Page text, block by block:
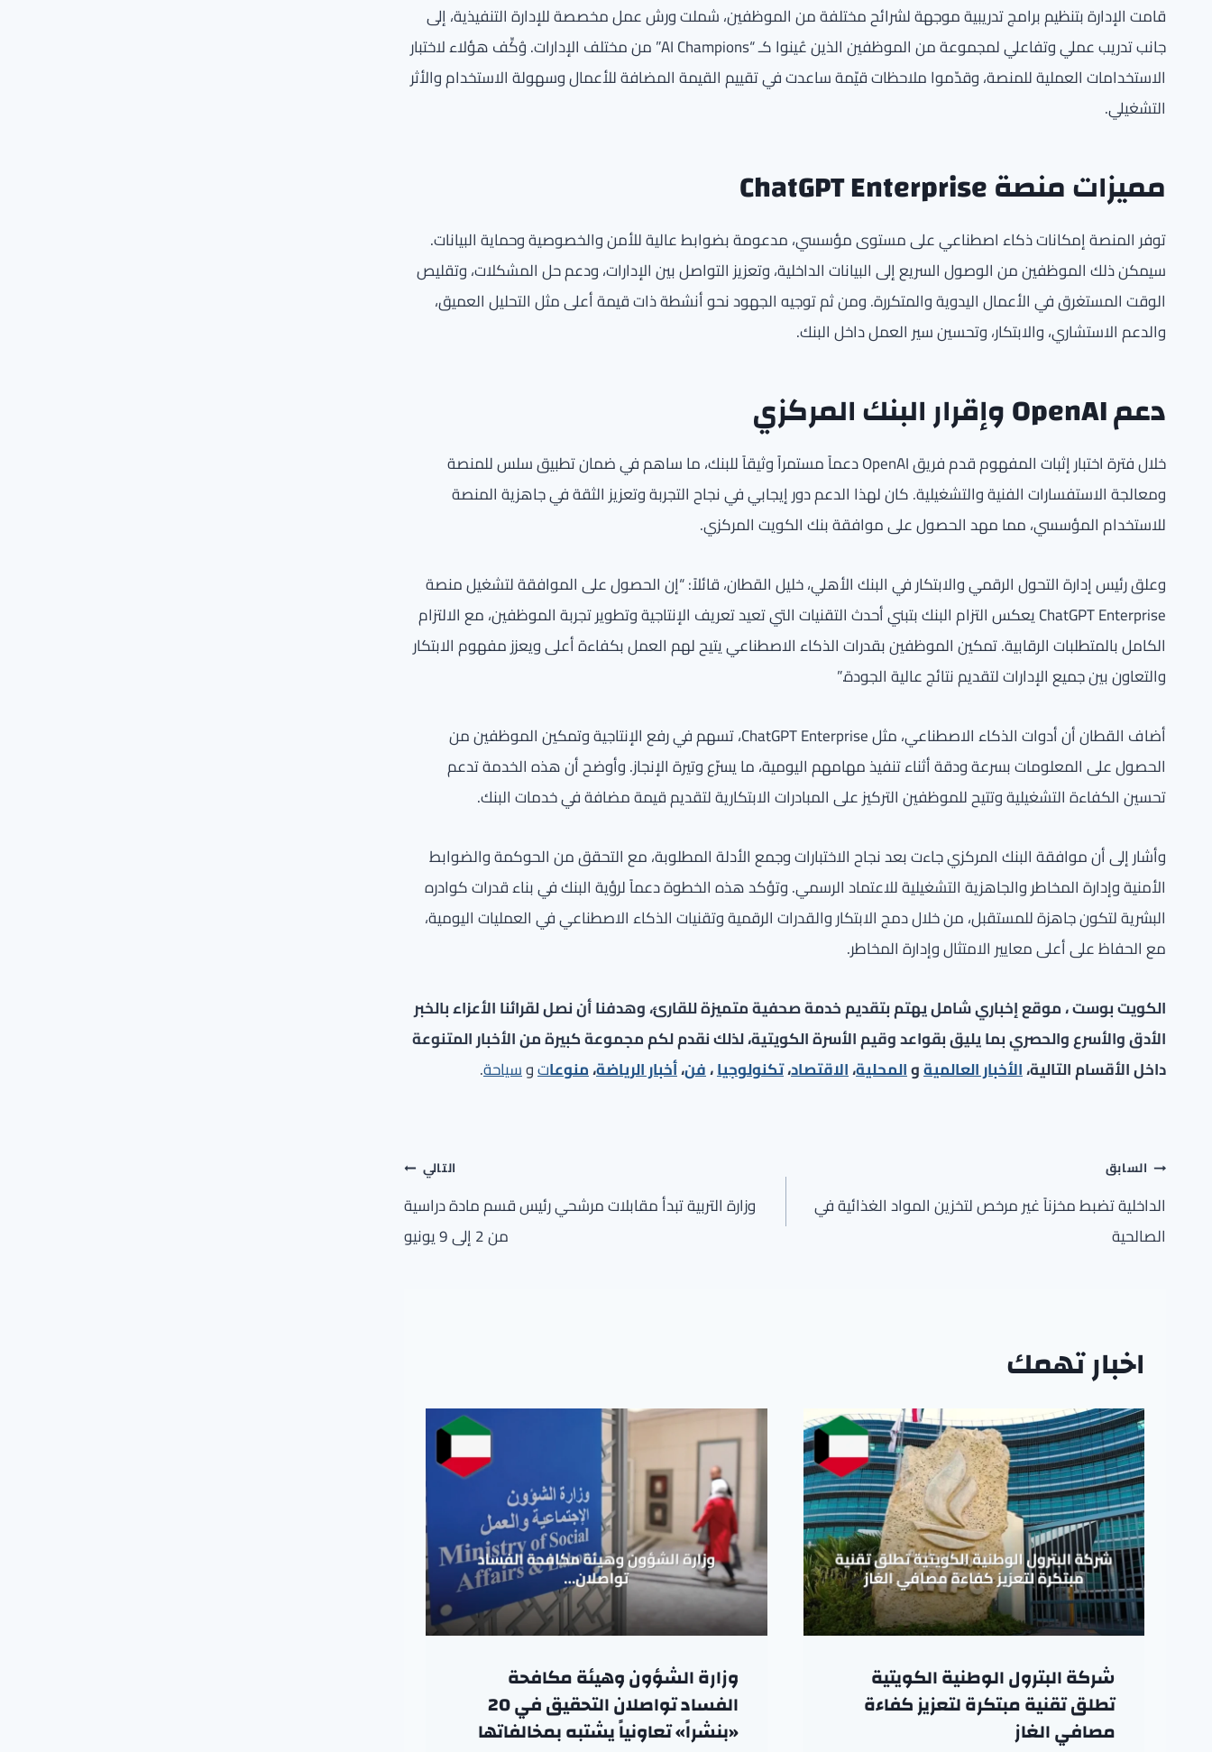
قامت الإدارة بتنظيم برامج تدريبية موجهة لشرائح مختلفة من الموظفين، شملت ورش عمل مخصصة للإدارة التنفيذية، إلى
جانب تدريب عملي وتفاعلي لمجموعة من الموظفين الذين عُينوا كـ “AI Champions” من مختلف الإدارات. وُكِّف هؤلاء لاختبار
الاستخدامات العملية للمنصة، وقدّموا ملاحظات قيّمة ساعدت في تقييم القيمة المضافة للأعمال وسهولة الاستخدام والأثر
التشغيلي.
مميزات منصة ChatGPT Enterprise
توفر المنصة إمكانات ذكاء اصطناعي على مستوى مؤسسي، مدعومة بضوابط عالية للأمن والخصوصية وحماية البيانات.
سيمكن ذلك الموظفين من الوصول السريع إلى البيانات الداخلية، وتعزيز التواصل بين الإدارات، ودعم حل المشكلات، وتقليص
الوقت المستغرق في الأعمال اليدوية والمتكررة. ومن ثم توجيه الجهود نحو أنشطة ذات قيمة أعلى مثل التحليل العميق،
والدعم الاستشاري، والابتكار، وتحسين سير العمل داخل البنك.
دعم OpenAI وإقرار البنك المركزي
خلال فترة اختبار إثبات المفهوم قدم فريق OpenAI دعماً مستمراً وثيقاً للبنك، ما ساهم في ضمان تطبيق سلس للمنصة
ومعالجة الاستفسارات الفنية والتشغيلية. كان لهذا الدعم دور إيجابي في نجاح التجربة وتعزيز الثقة في جاهزية المنصة
للاستخدام المؤسسي، مما مهد الحصول على موافقة بنك الكويت المركزي.
وعلق رئيس إدارة التحول الرقمي والابتكار في البنك الأهلي، خليل القطان، قائلاً: “إن الحصول على الموافقة لتشغيل منصة
ChatGPT Enterprise يعكس التزام البنك بتبني أحدث التقنيات التي تعيد تعريف الإنتاجية وتطوير تجربة الموظفين، مع الالتزام
الكامل بالمتطلبات الرقابية. تمكين الموظفين بقدرات الذكاء الاصطناعي يتيح لهم العمل بكفاءة أعلى ويعزز مفهوم الابتكار
والتعاون بين جميع الإدارات لتقديم نتائج عالية الجودة.”
أضاف القطان أن أدوات الذكاء الاصطناعي، مثل ChatGPT Enterprise، تسهم في رفع الإنتاجية وتمكين الموظفين من
الحصول على المعلومات بسرعة ودقة أثناء تنفيذ مهامهم اليومية، ما يسرّع وتيرة الإنجاز. وأوضح أن هذه الخدمة تدعم
تحسين الكفاءة التشغيلية وتتيح للموظفين التركيز على المبادرات الابتكارية لتقديم قيمة مضافة في خدمات البنك.
وأشار إلى أن موافقة البنك المركزي جاءت بعد نجاح الاختبارات وجمع الأدلة المطلوبة، مع التحقق من الحوكمة والضوابط
الأمنية وإدارة المخاطر والجاهزية التشغيلية للاعتماد الرسمي. وتؤكد هذه الخطوة دعماً لرؤية البنك في بناء قدرات كوادره
البشرية لتكون جاهزة للمستقبل، من خلال دمج الابتكار والقدرات الرقمية وتقنيات الذكاء الاصطناعي في العمليات اليومية،
مع الحفاظ على أعلى معايير الامتثال وإدارة المخاطر.
الكويت بوست ، موقع إخباري شامل يهتم بتقديم خدمة صحفية متميزة للقارئ، وهدفنا أن نصل لقرائنا الأعزاء بالخبر
الأدق والأسرع والحصري بما يليق بقواعد وقيم الأسرة الكويتية، لذلك نقدم لكم مجموعة كبيرة من الأخبار المتنوعة
داخل الأقسام التالية،الأخبار العالميةوالمحلية،الاقتصاد،تكنولوجيا،فن،أخبار الرياضة،منوعاتوسياحة.
تصفّح
المقالات
السابق
الداخلية تضبط مخزناً غير مرخص لتخزين المواد الغذائية في
الصالحية
التالي
وزارة التربية تبدأ مقابلات مرشحي رئيس قسم مادة دراسية
من 2 إلى 9 يونيو
اخبار تهمك
شركة البترول الوطنية الكويتية
تطلق تقنية مبتكرة لتعزيز كفاءة
مصافي الغاز
وزارة الشؤون وهيئة مكافحة
الفساد تواصلان التحقيق في 20
«بنشراً» تعاونياً يشتبه بمخالفاتها